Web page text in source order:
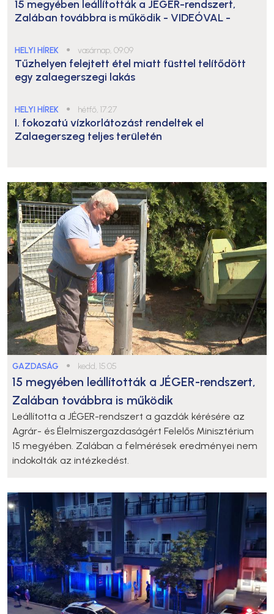
15 megyében leállították a JÉGER-rendszert,
Zalában továbbra is működik - VIDEÓVAL -
HELYI HÍREK ● vasárnap, 09:09
Tűzhelyen felejtett étel miatt füsttel telítődött
egy zalaegerszegi lakás
HELYI HÍREK ● hétfő, 17:27
I. fokozatú vízkorlátozást rendeltek el
Zalaegerszeg teljes területén
GAZDASÁG ● kedd, 15:05
15 megyében leállították a JÉGER-rendszert,
Zalában továbbra is működik
Leállította a JÉGER-rendszert a gazdák kérésére az
Agrár- és Élelmiszergazdaságért Felelős Minisztérium
15 megyében. Zalában a felmérések eredményei nem
indokolták az intézkedést.